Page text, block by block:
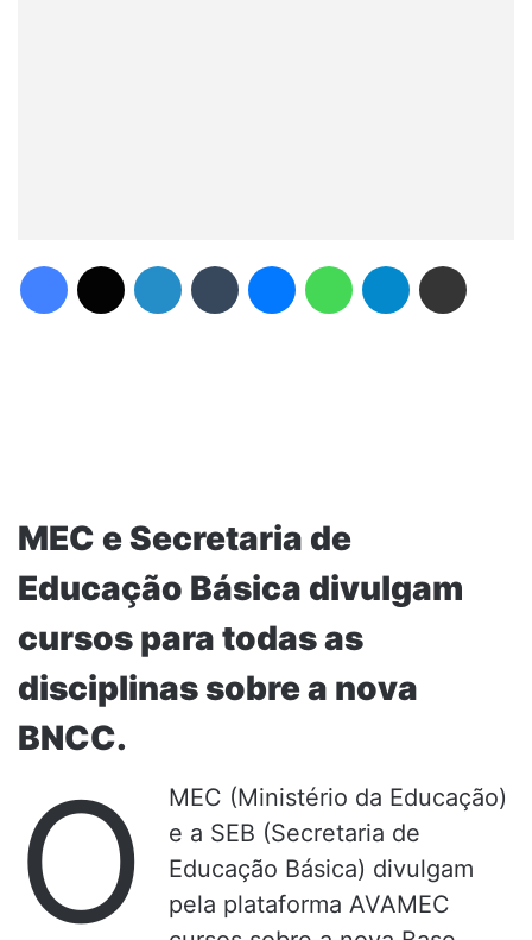
MEC e Secretaria de
Educação Básica divulgam
cursos para todas as
disciplinas sobre a nova
BNCC.
O
MEC (Ministério da Educação)
e a SEB (Secretaria de
Educação Básica) divulgam
pela plataforma AVAMEC